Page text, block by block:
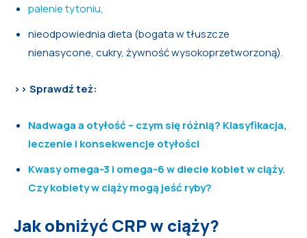
palenie tytoniu,
nieodpowiednia dieta (bogata w tłuszcze
nienasycone, cukry, żywność wysokoprzetworzoną).
>> Sprawdź też:
Nadwaga a otyłość – czym się różnią? Klasyfikacja,
leczenie i konsekwencje otyłości
Kwasy omega-3 i omega-6 w diecie kobiet w ciąży.
Czy kobiety w ciąży mogą jeść ryby?
Jak obniżyć CRP w ciąży?